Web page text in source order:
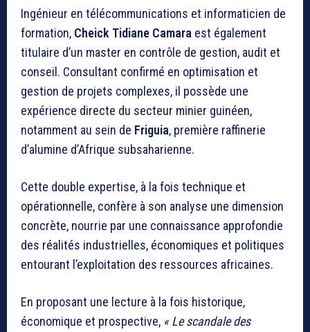
Ingénieur en télécommunications et informaticien de
formation, Cheick Tidiane Camara est également
titulaire d’un master en contrôle de gestion, audit et
conseil. Consultant confirmé en optimisation et
gestion de projets complexes, il possède une
expérience directe du secteur minier guinéen,
notamment au sein de Friguia, première raffinerie
d’alumine d’Afrique subsaharienne.
Cette double expertise, à la fois technique et
opérationnelle, confère à son analyse une dimension
concrète, nourrie par une connaissance approfondie
des réalités industrielles, économiques et politiques
entourant l’exploitation des ressources africaines.
En proposant une lecture à la fois historique,
économique et prospective, « Le scandale des